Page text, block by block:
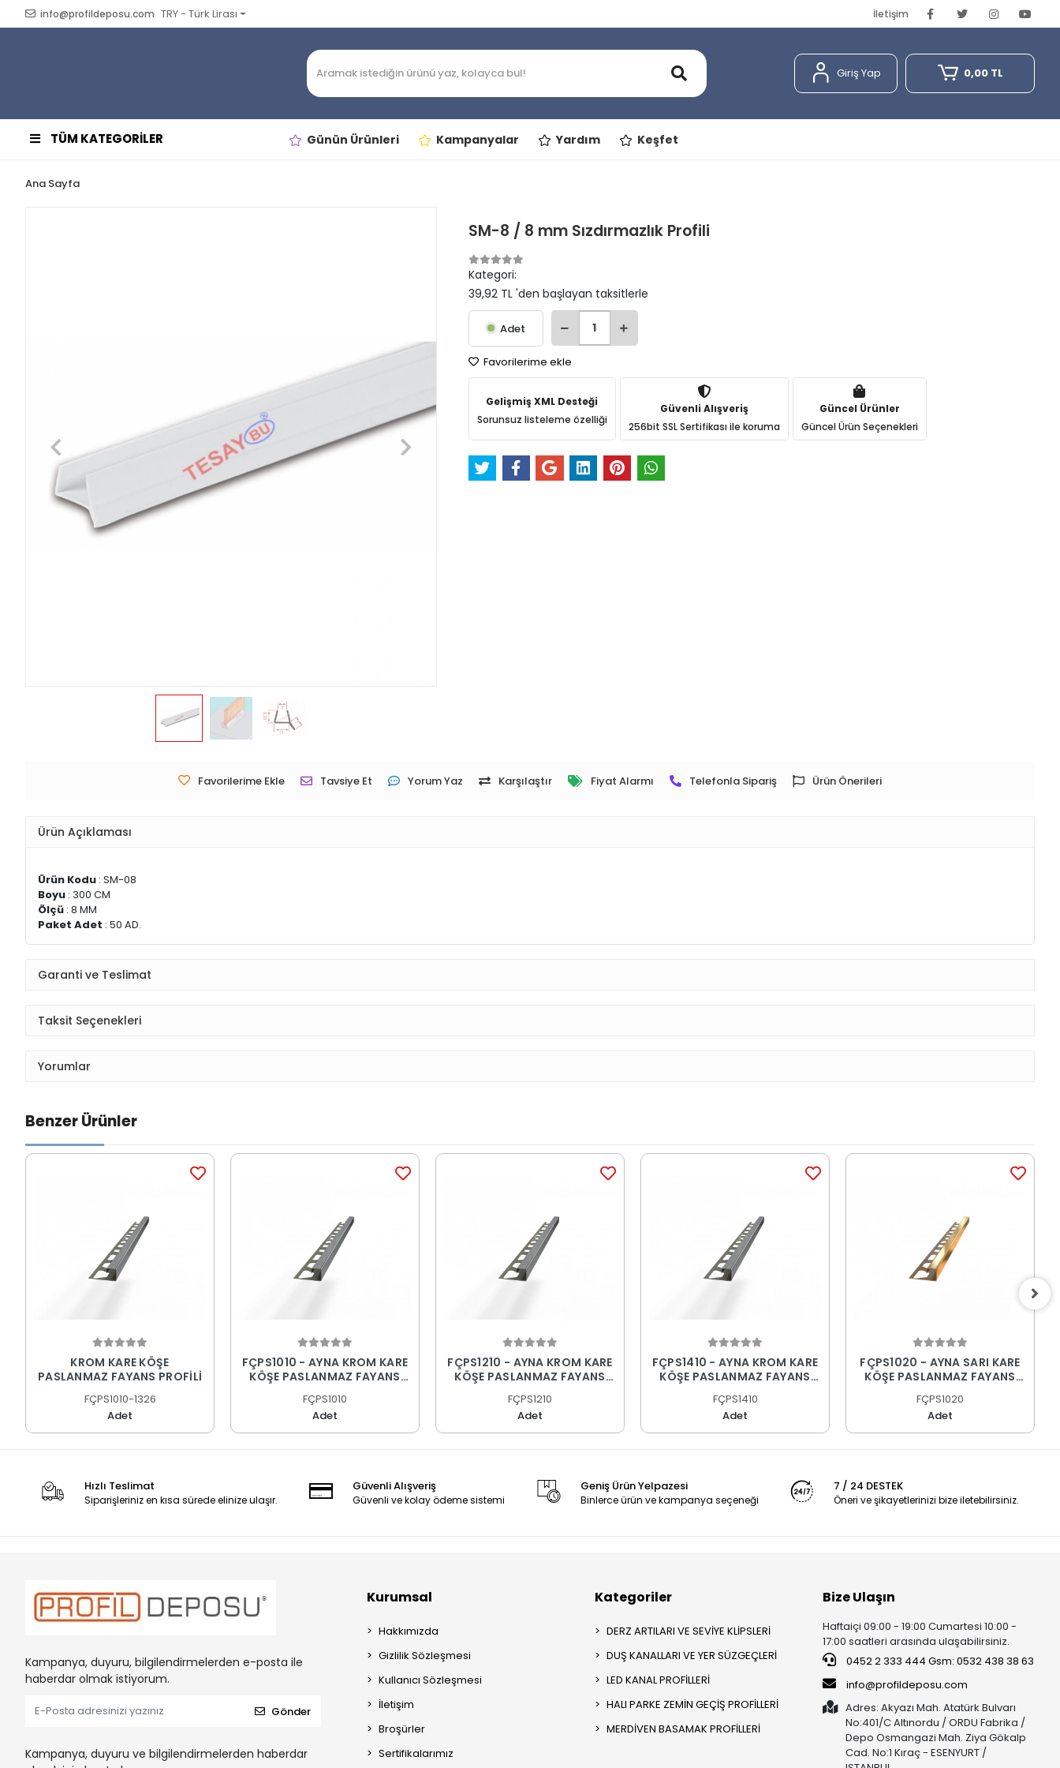
info@profildeposu.com TRY - Türk Lirası İletişim
Giriş Yap 0,00 TL
TÜM KATEGORİLER Günün Ürünleri Kampanyalar Yardım Keşfet
Ana Sayfa
SM-8 / 8 mm Sızdırmazlık Profili
Kategori:
39,92 TL 'den başlayan taksitlerle
Adet
Favorilerime ekle
Gelişmiş XML Desteği
Sorunsuz listeleme özelliği
Güvenli Alışveriş
256bit SSL Sertifikası ile koruma
Güncel Ürünler
Güncel Ürün Seçenekleri
Favorilerime Ekle Tavsiye Et Yorum Yaz Karşılaştır Fiyat Alarmı Telefonla Sipariş Ürün Önerileri
Ürün Açıklaması
Ürün Kodu : SM-08
Boyu : 300 CM
Ölçü : 8 MM
Paket Adet : 50 AD.
Garanti ve Teslimat
Taksit Seçenekleri
Yorumlar
Benzer Ürünler
KROM KARE KÖŞE
PASLANMAZ FAYANS PROFİLİ
FÇPS1010-1326
Adet
FÇPS1010 - AYNA KROM KARE
KÖŞE PASLANMAZ FAYANS
FÇPS1010
Adet
FÇPS1210 - AYNA KROM KARE
KÖŞE PASLANMAZ FAYANS
FÇPS1210
Adet
FÇPS1410 - AYNA KROM KARE
KÖŞE PASLANMAZ FAYANS
FÇPS1410
Adet
FÇPS1020 - AYNA SARI KARE
KÖŞE PASLANMAZ FAYANS
FÇPS1020
Adet
Hızlı Teslimat
Siparişleriniz en kısa sürede elinize ulaşır.
Güvenli Alışveriş
Güvenli ve kolay ödeme sistemi
Geniş Ürün Yelpazesi
Binlerce ürün ve kampanya seçeneği
7 / 24 DESTEK
Öneri ve şikayetlerinizi bize iletebilirsiniz.
Kampanya, duyuru, bilgilendirmelerden e-posta ile
haberdar olmak istiyorum.
Gönder
Kampanya, duyuru ve bilgilendirmelerden haberdar
Kurumsal
Hakkımızda
Gizlilik Sözleşmesi
Kullanıcı Sözleşmesi
İletişim
Broşürler
Sertifikalarımız
Kategoriler
DERZ ARTILARI VE SEVİYE KLİPSLERİ
DUŞ KANALLARI VE YER SÜZGEÇLERİ
LED KANAL PROFİLLERİ
HALI PARKE ZEMİN GEÇİŞ PROFİLLERİ
MERDİVEN BASAMAK PROFİLLERİ
Bize Ulaşın
Haftaiçi 09:00 - 19:00 Cumartesi 10:00 -
17:00 saatleri arasında ulaşabilirsiniz.
0452 2 333 444 Gsm: 0532 438 38 63
info@profildeposu.com
Adres: Akyazı Mah. Atatürk Bulvarı
No:401/C Altınordu / ORDU Fabrika /
Depo Osmangazi Mah. Ziya Gökalp
Cad. No:1 Kıraç - ESENYURT /